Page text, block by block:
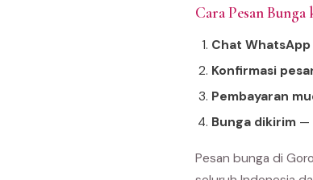
Cara Pesan
Chat WhatsApp
Konfirmasi
Pembayaran
Bunga dikirim —
Pesan bunga di